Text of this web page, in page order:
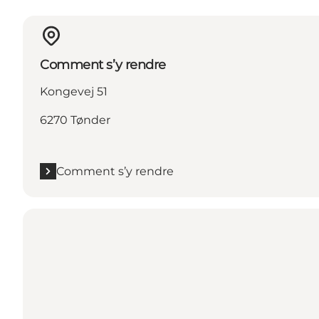
Comment s’y rendre
Kongevej 51
6270 Tønder
Comment s’y rendre